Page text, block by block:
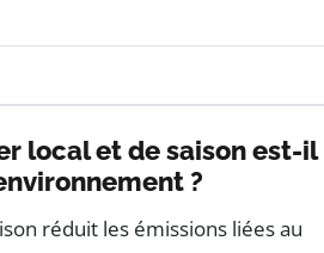
local et de saison est-il
?
réduit les émissions liées au